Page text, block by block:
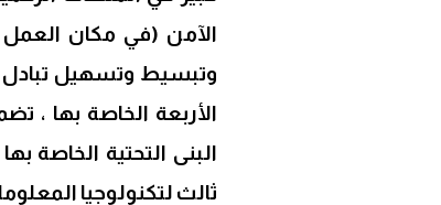
وتبسيط وتسهيل تبادل
البنى التحتية الخاصة
ثالث لتكنولوجيا